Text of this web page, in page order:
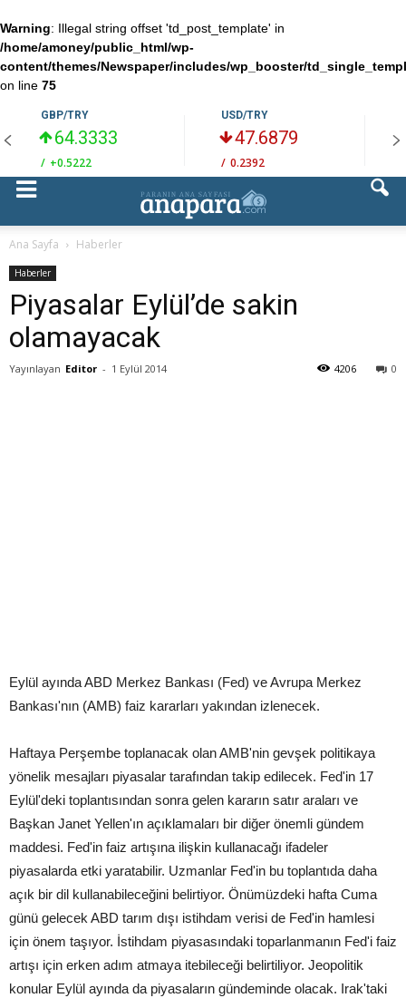
Warning: Illegal string offset 'td_post_template' in
/home/amoney/public_html/wp-
content/themes/Newspaper/includes/wp_booster/
on line 75
GBP/TRY
64.3333
/ +0.5222
USD/TRY
47.6879
/ 0.2392
Ana Sayfa Haberler
Haberler
Piyasalar Eylül’de sakin
olamayacak
Yayınlayan Editor - 1 Eylül 2014 0
4206
Eylül ayında ABD Merkez Bankası (Fed) ve Avrupa Merkez
Bankası'nın (AMB) faiz kararları yakından izlenecek.
Haftaya Perşembe toplanacak olan AMB'nin gevşek politikaya
yönelik mesajları piyasalar tarafından takip edilecek. Fed'in 17
Eylül'deki toplantısından sonra gelen kararın satır araları ve
Başkan Janet Yellen'ın açıklamaları bir diğer önemli gündem
maddesi. Fed'in faiz artışına ilişkin kullanacağı ifadeler
piyasalarda etki yaratabilir. Uzmanlar Fed'in bu toplantıda daha
açık bir dil kullanabileceğini belirtiyor. Önümüzdeki hafta Cuma
günü gelecek ABD tarım dışı istihdam verisi de Fed'in hamlesi
için önem taşıyor. İstihdam piyasasındaki toparlanmanın Fed'i faiz
artışı için erken adım atmaya itebileceği belirtiliyor. Jeopolitik
konular Eylül ayında da piyasaların gündeminde olacak. Irak'taki